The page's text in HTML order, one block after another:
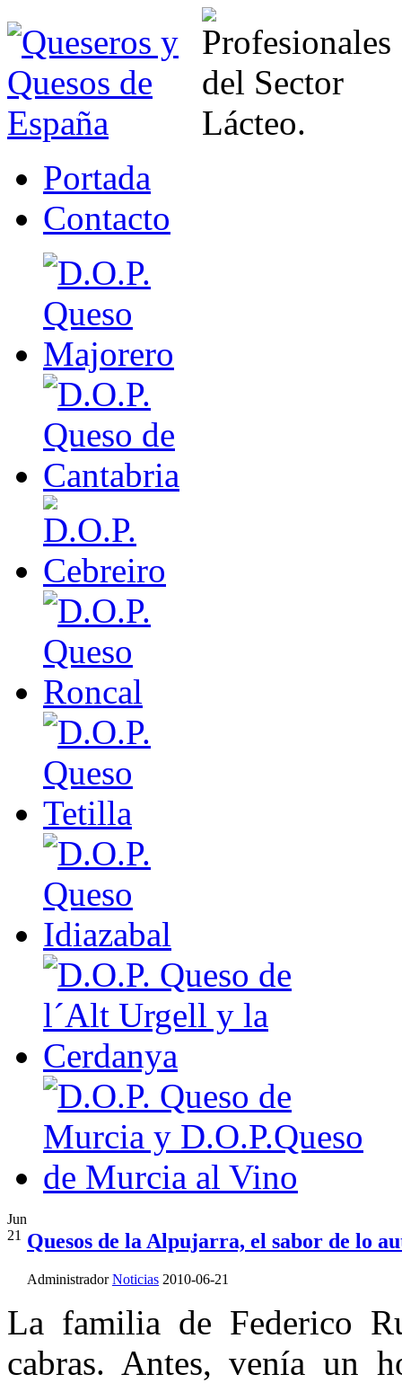
Portada
Contacto
Jun
21 Quesos de la Alpujarra, el sabor de lo
Administrador Noticias 2010-06-21
La familia de Federico
cabras. Antes, venía un